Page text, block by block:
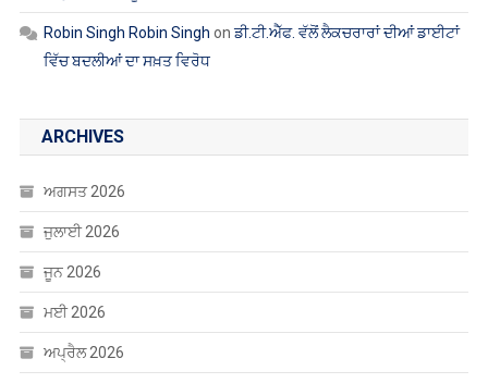
Robin Singh Robin Singh onਡੀ.ਟੀ.ਐੱਫ. ਵੱਲੋਂ ਲੈਕਚਰਾਰਾਂ ਦੀਆਂ ਡਾਈਟਾਂ
ਵਿੱਚ ਬਦਲੀਆਂ ਦਾ ਸਖ਼ਤ ਵਿਰੋਧ
ARCHIVES
ਅਗਸਤ 2026
ਜੁਲਾਈ 2026
ਜੂਨ 2026
ਮਈ 2026
ਅਪ੍ਰੈਲ 2026